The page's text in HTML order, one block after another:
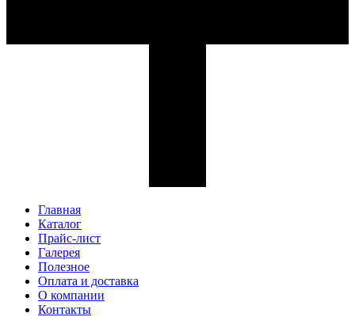
Главная
Каталог
Прайс-лист
Галерея
Полезное
Оплата и доставка
О компании
Контакты